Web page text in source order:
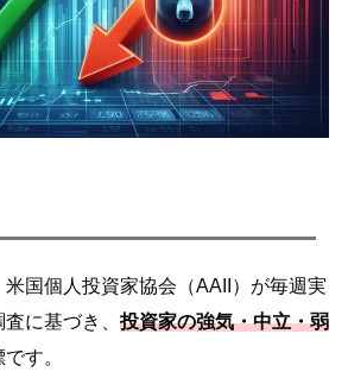
国個人投資家協会（AAII）が毎週実
に基づき、 投資家の強気・中立・弱
す。